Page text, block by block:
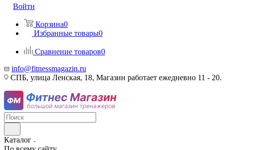
Войти
Корзина0
Избранные товары0
Сравнение товаров0
info@fitnessmagazin.ru
СПБ, улица Ленская, 18, Магазин работает ежедневно 11 - 20.
Каталог